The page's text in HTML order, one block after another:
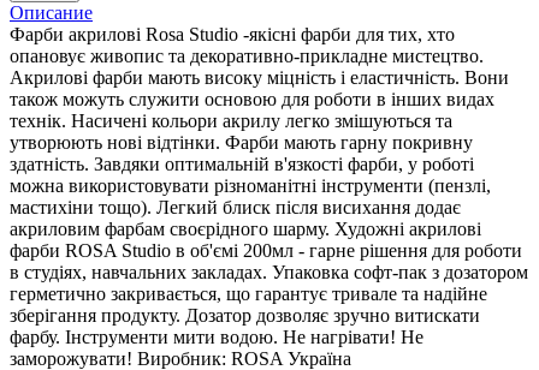
Описание
Фарби акрилові Rosa Studio -якісні фарби для тих, хто
опановує живопис та декоративно-прикладне мистецтво.
Акрилові фарби мають високу міцність і еластичність. Вони
також можуть служити основою для роботи в інших видах
технік. Насичені кольори акрилу легко змішуються та
утворюють нові відтінки. Фарби мають гарну покривну
здатність. Завдяки оптимальній в'язкості фарби, у роботі
можна використовувати різноманітні інструменти (пензлі,
мастихіни тощо). Легкий блиск після висихання додає
акриловим фарбам своєрідного шарму. Художні акрилові
фарби ROSA Studiо в об'ємі 200мл - гарне рішення для роботи
в студіях, навчальних закладах. Упаковка софт-пак з дозатором
герметично закривається, що гарантує тривале та надійне
зберігання продукту. Дозатор дозволяє зручно витискати
фарбу. Інструменти мити водою. Не нагрівати! Не
заморожувати! Виробник: ROSA Україна